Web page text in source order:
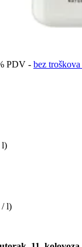
PDV - bez troškova
l)
/ l)